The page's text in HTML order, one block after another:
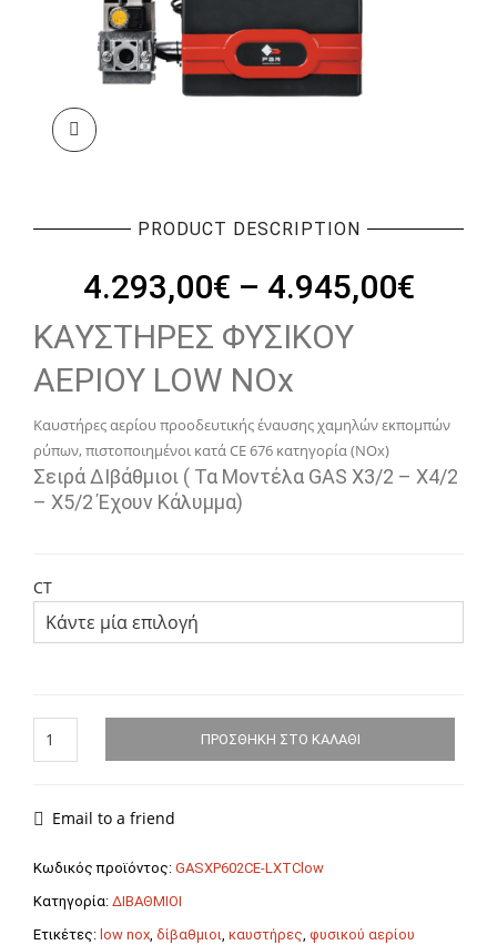
PRODUCT DESCRIPTION
4.293,00€ – 4.945,00€Price
ΚΑΥΣΤΗΡΕΣ ΦΥΣΙΚΟΥ
ΑΕΡΙΟΥ LOW NOx
Kαυστήρες αερίου προοδευτικής έναυσης χαμηλών εκπομπών
ρύπων, πιστοποιημένοι κατά CE 676 κατηγορία (NOx)
Σειρά ∆ιβάθμιοι ( Τα Μοντέλα GAS X3/2 – X4/2
– X5/2 Έχουν Κάλυμμα)
CT
ΦΥΣΙΚΟΥ
NOX
XP
CE-
LX
ΠΡΟΣΘΉΚΗ ΣΤΟ ΚΑΛΆΘΙ
Email to a friend
Κωδικός προϊόντος: GASXP602CE-LXTClow
Κατηγορία: ΔΙΒΑΘΜΙΟΙ
Ετικέτες: low nox, δίβαθμιοι, καυστήρες, φυσικού αερίου